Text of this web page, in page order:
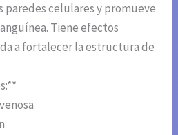
paredes celulares y promueve
Tiene efectos
a fortalecer la estructura de